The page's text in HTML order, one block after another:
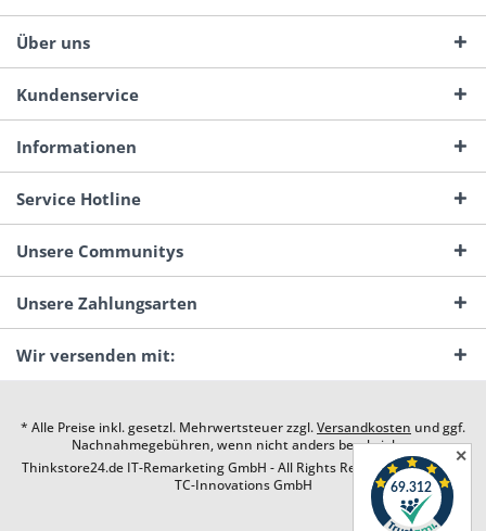
Über uns
Kundenservice
Informationen
Service Hotline
Unsere Communitys
Unsere Zahlungsarten
Wir versenden mit:
* Alle Preise inkl. gesetzl. Mehrwertsteuer zzgl.Versandkosten und ggf.
Nachnahmegebühren, wenn nicht anders beschrieben
Thinkstore24.de IT-Remarketing GmbH - All Rights Reserved. Design by
TC-Innovations GmbH
✕